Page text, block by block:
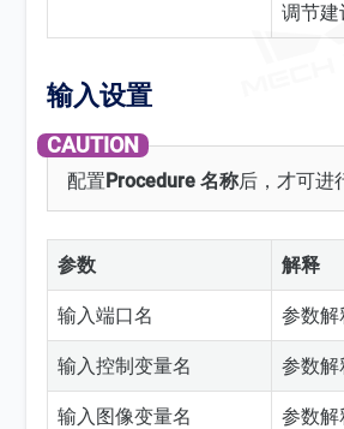
调节建
输入设置
配置 Procedure 名称后，才可进
参数 解释
输入端口名 参数解
输入控制变量名 参数解
输入图像变量名 参数解